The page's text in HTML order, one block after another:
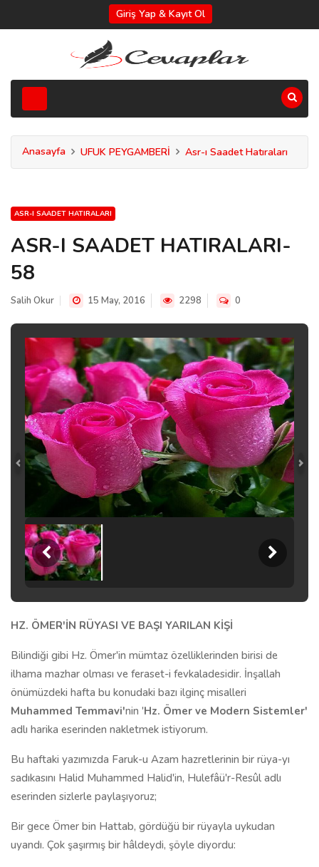
Giriş Yap & Kayıt Ol
Anasayfa UFUK PEYGAMBERİ Asr-ı Saadet Hatıraları
ASR-I SAADET HATIRALARI
ASR-I SAADET HATIRALARI-
58
Salih Okur 15 May, 2016 2298 0
HZ. ÖMER'İN RÜYASI VE BAŞI YARILAN KİŞİ
Bilindiği gibi Hz. Ömer'in mümtaz özelliklerinden birisi de
ilhama mazhar olması ve feraset-i fevkaladesidir. İnşallah
önümüzdeki hafta bu konudaki bazı ilginç misalleri
Muhammed Temmavi'nin 'Hz. Ömer ve Modern Sistemler'
adlı harika eserinden nakletmek istiyorum.
Bu haftaki yazımızda Faruk-u Azam hazretlerinin bir rüya-yı
sadıkasını Halid Muhammed Halid'in, Hulefâü'r-Resûl adlı
eserinden sizlerle paylaşıyoruz;
Bir gece Ömer bin Hattab, gördüğü bir rüyayla uykudan
uyandı. Çok şaşırmış bir hâldeydi, şöyle diyordu: